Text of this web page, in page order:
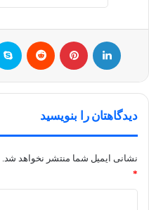
دیدگاهتان را بنویسید
نشانی ایمیل شما منتشر نخواهد شد.
*